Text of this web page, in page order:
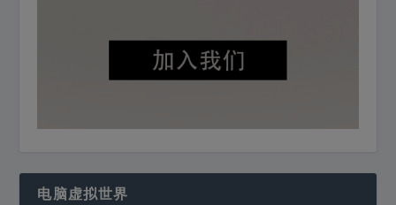
电脑虚拟世界